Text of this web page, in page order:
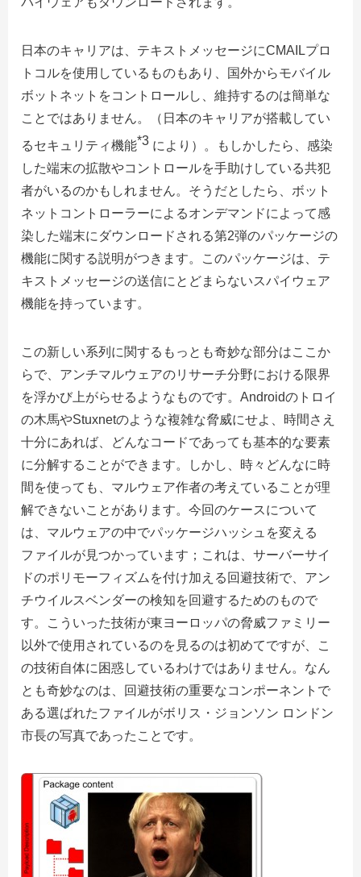
日本のキャリアは、テキストメッセージにCMAILプロ
トコルを使用しているものもあり、国外からモバイル
ボットネットをコントロールし、維持するのは簡単な
ことではありません。（日本のキャリアが搭載してい
るセキュリティ機能*3 により）。もしかしたら、感染
した端末の拡散やコントロールを手助けしている共犯
者がいるのかもしれません。そうだとしたら、ボット
ネットコントローラーによるオンデマンドによって感
染した端末にダウンロードされる第2弾のパッケージの
機能に関する説明がつきます。このパッケージは、テ
キストメッセージの送信にとどまらないスパイウェア
機能を持っています。
この新しい系列に関するもっとも奇妙な部分はここか
らで、アンチマルウェアのリサーチ分野における限界
を浮かび上がらせるようなものです。Androidのトロイ
の木馬やStuxnetのような複雑な脅威にせよ、時間さえ
十分にあれば、どんなコードであっても基本的な要素
に分解することができます。しかし、時々どんなに時
間を使っても、マルウェア作者の考えていることが理
解できないことがあります。今回のケースについて
は、マルウェアの中でパッケージハッシュを変える
ファイルが見つかっています；これは、サーバーサイ
ドのポリモーフィズムを付け加える回避技術で、アン
チウイルスベンダーの検知を回避するためのもので
す。こういった技術が東ヨーロッパの脅威ファミリー
以外で使用されているのを見るのは初めてですが、こ
の技術自体に困惑しているわけではありません。なん
とも奇妙なのは、回避技術の重要なコンポーネントで
ある選ばれたファイルがボリス・ジョンソン ロンドン
市長の写真であったことです。